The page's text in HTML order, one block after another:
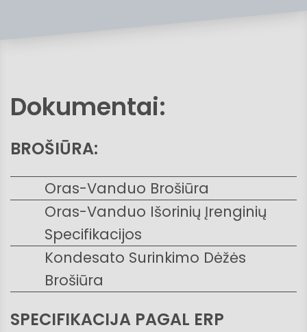
Dokumentai:
BROŠIŪRA:
Oras-Vanduo Brošiūra
Oras-Vanduo Išorinių Įrenginių
Specifikacijos
Kondesato Surinkimo Dėžės
Brošiūra
SPECIFIKACIJA PAGAL ERP